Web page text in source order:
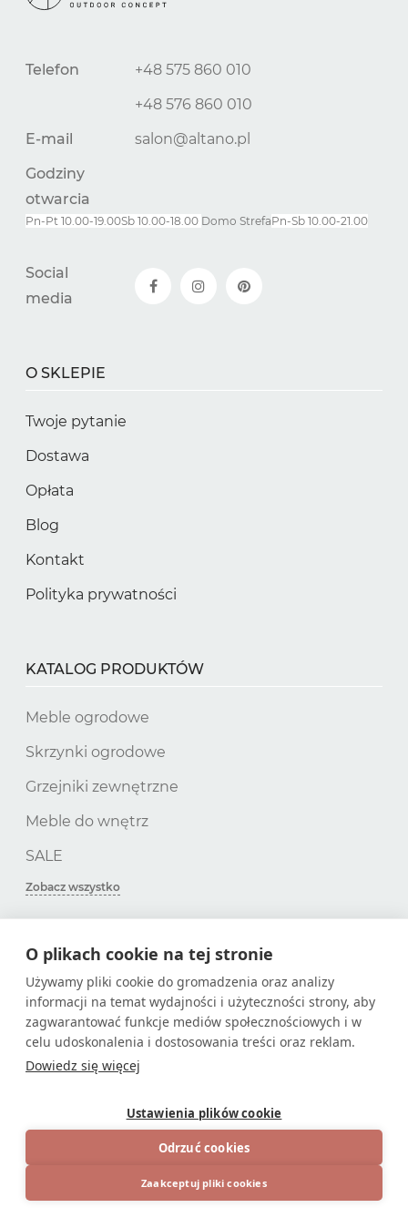
O plikach cookie na tej stronie
Używamy pliki cookie do gromadzenia oraz analizy
informacji na temat wydajności i użyteczności strony, aby
zagwarantować funkcje mediów społecznościowych i w
celu udoskonalenia i dostosowania treści oraz reklam.
Dowiedz się więcej
Ustawienia plików cookie
Odrzuć cookies
Zaakceptuj pliki cookies
Telefon
+48 575 860 010
+48 576 860 010
E-mail
salon@altano.pl
Godziny
otwarcia
Pn-Pt 10.00-19.00Sb 10.00-18.00 Domo StrefaPn-Sb 10.00-21.00
Social
media
O SKLEPIE
Twoje pytanie
Dostawa
Opłata
Blog
Kontakt
Polityka prywatności
KATALOG PRODUKTÓW
Meble ogrodowe
Skrzynki ogrodowe
Grzejniki zewnętrzne
Meble do wnętrz
SALE
Zobacz wszystko
SUBSKRYPCJA
Zdobądź tylko przydatne artykuły!
Sklep internetowy na stronie